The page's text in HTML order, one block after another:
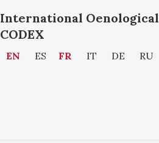
International Oenological
CODEX
EN ES FR IT DE RU